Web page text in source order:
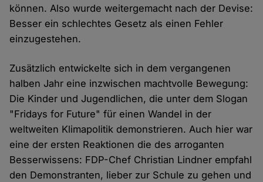
können. Also wurde weitergemacht nach der Devise:
Besser ein schlechtes Gesetz als einen Fehler
einzugestehen.
Zusätzlich entwickelte sich in dem vergangenen
halben Jahr eine inzwischen machtvolle Bewegung:
Die Kinder und Jugendlichen, die unter dem Slogan
"Fridays for Future" für einen Wandel in der
weltweiten Klimapolitik demonstrieren. Auch hier war
eine der ersten Reaktionen die des arroganten
Besserwissens: FDP-Chef Christian Lindner empfahl
den Demonstranten, lieber zur Schule zu gehen und